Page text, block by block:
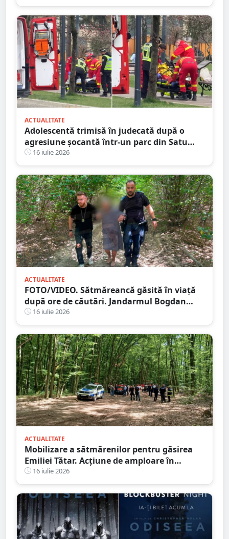
ACTUALITATE
Adolescentă trimisă în judecată după o
agresiune șocantă într-un parc din Satu
Mare. Victima a fost bătută până și-a
pierdut cunoștința
16 iulie 2026
ACTUALITATE
FOTO/VIDEO. Sătmăreancă găsită în viață
după ore de căutări. Jandarmul Bogdan
Moisi este eroul zilei
16 iulie 2026
ACTUALITATE
Mobilizare a sătmărenilor pentru găsirea
Emiliei Tătar. Acțiune de amploare în
Homoroade
16 iulie 2026